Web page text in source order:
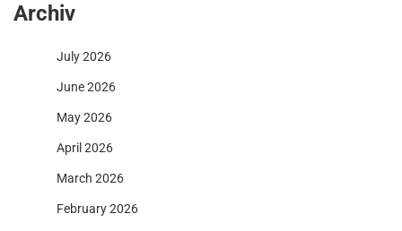
Archiv
July 2026
June 2026
May 2026
April 2026
March 2026
February 2026